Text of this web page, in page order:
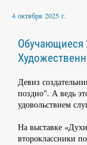
4 октября 2025 г.
Обучающиеся
Девиз
поздно". А ведь
удовольствием
На выставке
второклассники